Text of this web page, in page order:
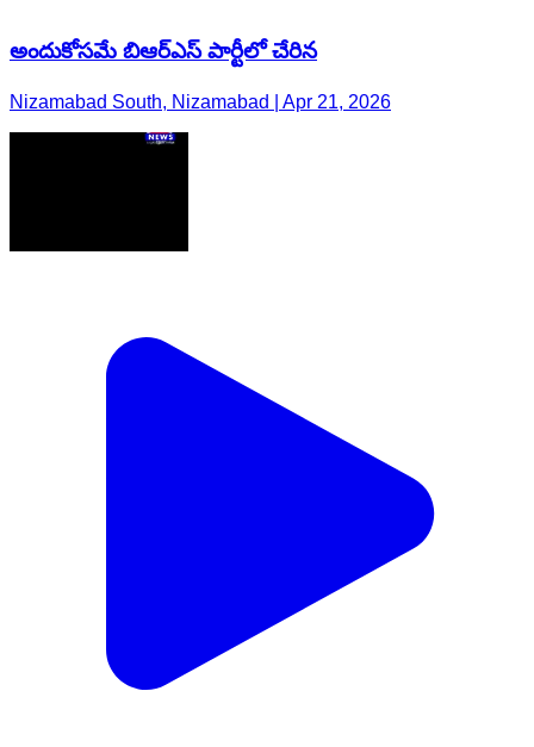
అందుకోసమే బిఆర్ఎస్ పార్టీలో చేరిన
Nizamabad South, Nizamabad | Apr 21, 2026